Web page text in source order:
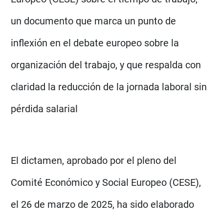
un documento que marca un punto de
inflexión en el debate europeo sobre la
organización del trabajo, y que respalda con
claridad la reducción de la jornada laboral sin
pérdida salarial
El dictamen, aprobado por el pleno del
Comité Económico y Social Europeo (CESE),
el 26 de marzo de 2025, ha sido elaborado